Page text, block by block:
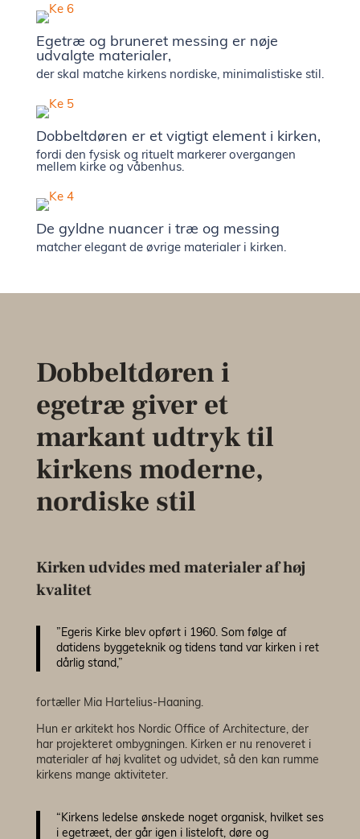
Egetræ og bruneret messing er nøje
udvalgte materialer,
der skal matche kirkens nordiske, minimalistiske stil.
Dobbeltdøren er et vigtigt element i kirken,
fordi den fysisk og rituelt markerer overgangen
mellem kirke og våbenhus.
De gyldne nuancer i træ og messing
matcher elegant de øvrige materialer i kirken.
Dobbeltdøren i
egetræ giver et
markant udtryk til
kirkens moderne,
nordiske stil
Kirken udvides med materialer af høj
kvalitet
”Egeris Kirke blev opført i 1960. Som følge af
datidens byggeteknik og tidens tand var kirken i ret
dårlig stand,”
fortæller Mia Hartelius-Haaning.
Hun er arkitekt hos Nordic Office of Architecture, der
har projekteret ombygningen. Kirken er nu renoveret i
materialer af høj kvalitet og udvidet, så den kan rumme
kirkens mange aktiviteter.
“Kirkens ledelse ønskede noget organisk, hvilket ses
i egetræet, der går igen i listeloft, døre og